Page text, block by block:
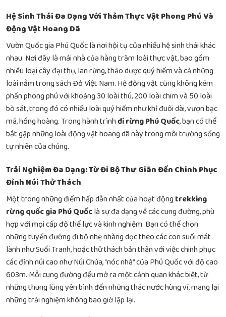
Hệ Sinh Thái Đa Dạng Với Thảm Thực Vật Phong Phú Và
Động Vật Hoang Dã
Vườn Quốc gia Phú Quốc là nơi hội tụ của nhiều hệ sinh thái khác
nhau. Nơi đây là mái nhà của hàng trăm loài thực vật, bao gồm
nhiều loại cây đại thụ, lan rừng, thảo dược quý hiếm và cả những
loài nằm trong sách Đỏ Việt Nam. Hệ động vật cũng không kém
phần phong phú với khoảng 30 loài thú, 200 loài chim và 50 loài
bò sát, trong đó có nhiều loài quý hiếm như khỉ đuôi dài, vượn bạc
má, hồng hoàng. Trong hành trìnhđi rừng Phú Quốc, bạn có thể
bắt gặp những loài động vật hoang dã này trong môi trường sống
tự nhiên của chúng.
Trải Nghiệm Đa Dạng: Từ Đi Bộ Thư Giãn Đến Chinh Phục
Đỉnh Núi Thử Thách
Một trong những điểm hấp dẫn nhất của hoạt độngtrekking
rừng quốc gia Phú Quốclà sự đa dạng về các cung đường, phù
hợp với mọi cấp độ thể lực và kinh nghiệm. Bạn có thể chọn
những tuyến đường đi bộ nhẹ nhàng dọc theo các con suối mát
lành như Suối Tranh, hoặc thử thách bản thân với việc chinh phục
các đỉnh núi cao như Núi Chúa, “nóc nhà” của Phú Quốc với độ cao
603m. Mỗi cung đường đều mở ra một cảnh quan khác biệt, từ
những thung lũng yên bình đến những thác nước hùng vĩ, mang lại
những trải nghiệm không bao giờ lặp lại.